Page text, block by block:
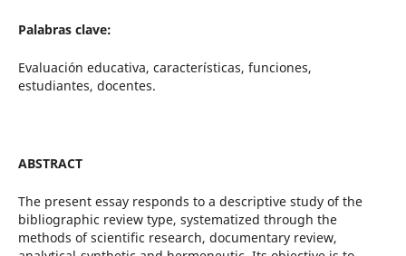
Palabras clave:
Evaluación educativa, características, funciones,
estudiantes, docentes.
ABSTRACT
The present essay responds to a descriptive study of the
bibliographic review type, systematized through the
methods of scientific research, documentary review,